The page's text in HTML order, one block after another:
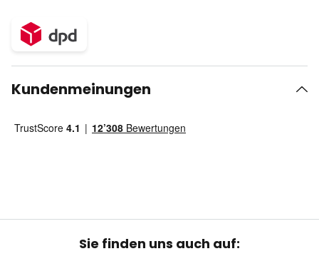
Kundenmeinungen
Sie finden uns auch auf: